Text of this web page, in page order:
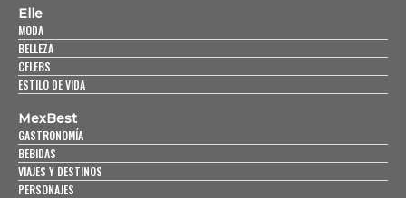
Elle
MODA
BELLEZA
CELEBS
ESTILO DE VIDA
MexBest
GASTRONOMÍA
BEBIDAS
VIAJES Y DESTINOS
PERSONAJES